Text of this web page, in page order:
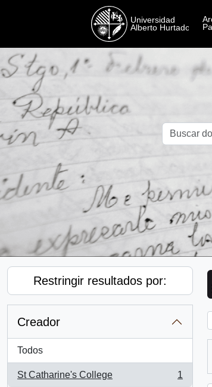
Restringir resultados por:
Creador
Todos
St Catharine's College
, 1 resultados
1